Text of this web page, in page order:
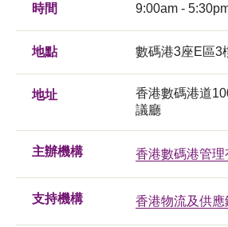
時間 9:00am -
地點 數碼港3座E區3
地址
香港數碼港道
議廳
主辦機構 香港數碼港管理
支持機構 香港物流及供